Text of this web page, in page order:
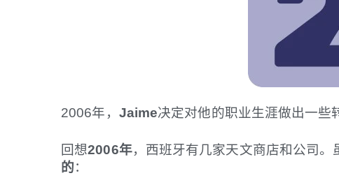
2006年， Jaime决定对他的职业生涯做出一些
回想2006年，西班牙有几家天文商店和公司
的：